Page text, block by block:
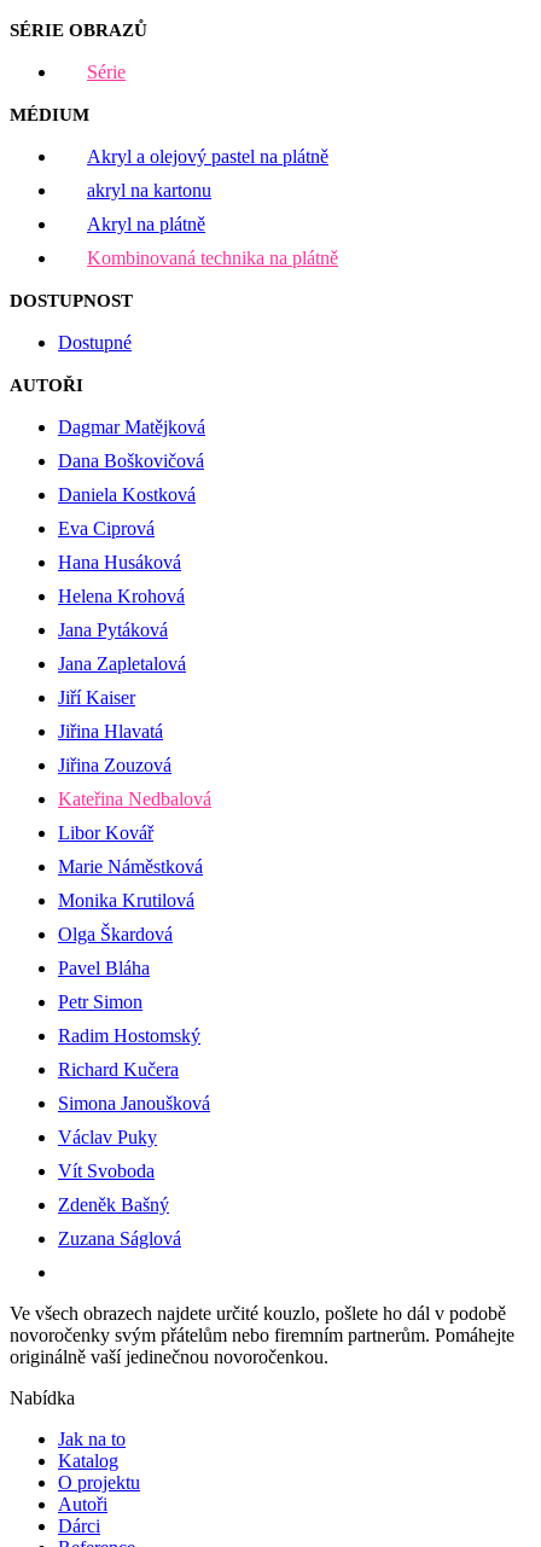
SÉRIE OBRAZŮ
Série
MÉDIUM
Akryl a olejový pastel na plátně
akryl na kartonu
Akryl na plátně
Kombinovaná technika na plátně
DOSTUPNOST
Dostupné
AUTOŘI
Dagmar Matějková
Dana Boškovičová
Daniela Kostková
Eva Ciprová
Hana Husáková
Helena Krohová
Jana Pytáková
Jana Zapletalová
Jiří Kaiser
Jiřina Hlavatá
Jiřina Zouzová
Kateřina Nedbalová
Libor Kovář
Marie Náměstková
Monika Krutilová
Olga Škardová
Pavel Bláha
Petr Simon
Radim Hostomský
Richard Kučera
Simona Janoušková
Václav Puky
Vít Svoboda
Zdeněk Bašný
Zuzana Ságlová
Ve všech obrazech najdete určité kouzlo, pošlete ho dál v podobě
novoročenky svým přátelům nebo firemním partnerům. Pomáhejte
originálně vaší jedinečnou novoročenkou.
Nabídka
Jak na to
Katalog
O projektu
Autoři
Dárci